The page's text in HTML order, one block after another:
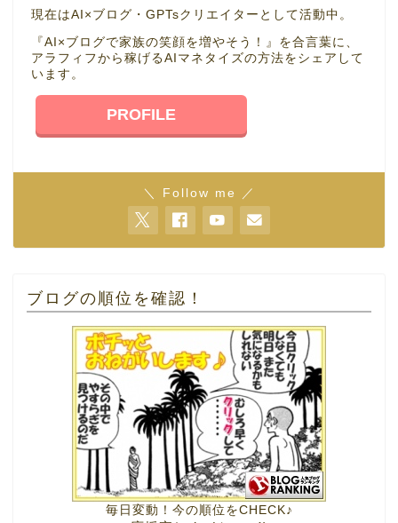
現在はAI×ブログ・GPTsクリエイターとして活動中。
『AI×ブログで家族の笑顔を増やそう！』を合言葉に、
アラフィフから稼げるAIマネタイズの方法をシェアして
います。
PROFILE
＼ Follow me ／
ブログの順位を確認！
毎日変動！今の順位をCHECK♪